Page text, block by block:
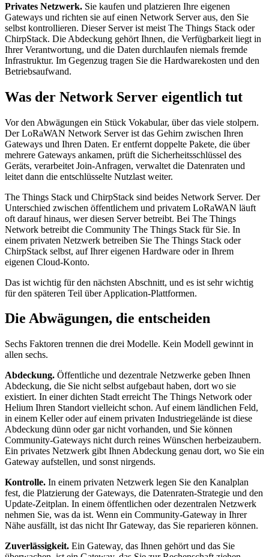
Privates Netzwerk. Sie kaufen und platzieren Ihre eigenen
Gateways und richten sie auf einen Network Server aus, den Sie
selbst kontrollieren. Dieser Server ist meist The Things Stack oder
ChirpStack. Die Abdeckung gehört Ihnen, die Verfügbarkeit liegt in
Ihrer Verantwortung, und die Daten durchlaufen niemals fremde
Infrastruktur. Im Gegenzug tragen Sie die Hardwarekosten und den
Betriebsaufwand.
Was der Network Server eigentlich tut
Vor den Abwägungen ein Stück Vokabular, über das viele stolpern.
Der LoRaWAN Network Server ist das Gehirn zwischen Ihren
Gateways und Ihren Daten. Er entfernt doppelte Pakete, die über
mehrere Gateways ankamen, prüft die Sicherheitsschlüssel des
Geräts, verarbeitet Join-Anfragen, verwaltet die Datenraten und
leitet dann die entschlüsselte Nutzlast weiter.
The Things Stack und ChirpStack sind beides Network Server. Der
Unterschied zwischen öffentlichem und privatem LoRaWAN läuft
oft darauf hinaus, wer diesen Server betreibt. Bei The Things
Network betreibt die Community The Things Stack für Sie. In
einem privaten Netzwerk betreiben Sie The Things Stack oder
ChirpStack selbst, auf Ihrer eigenen Hardware oder in Ihrem
eigenen Cloud-Konto.
Das ist wichtig für den nächsten Abschnitt, und es ist sehr wichtig
für den späteren Teil über Application-Plattformen.
Die Abwägungen, die entscheiden
Sechs Faktoren trennen die drei Modelle. Kein Modell gewinnt in
allen sechs.
Abdeckung. Öffentliche und dezentrale Netzwerke geben Ihnen
Abdeckung, die Sie nicht selbst aufgebaut haben, dort wo sie
existiert. In einer dichten Stadt erreicht The Things Network oder
Helium Ihren Standort vielleicht schon. Auf einem ländlichen Feld,
in einem Keller oder auf einem privaten Industriegelände ist diese
Abdeckung dünn oder gar nicht vorhanden, und Sie können
Community-Gateways nicht durch reines Wünschen herbeizaubern.
Ein privates Netzwerk gibt Ihnen Abdeckung genau dort, wo Sie ein
Gateway aufstellen, und sonst nirgends.
Kontrolle. In einem privaten Netzwerk legen Sie den Kanalplan
fest, die Platzierung der Gateways, die Datenraten-Strategie und den
Update-Zeitplan. In einem öffentlichen oder dezentralen Netzwerk
nehmen Sie, was da ist. Wenn ein Community-Gateway in Ihrer
Nähe ausfällt, ist das nicht Ihr Gateway, das Sie reparieren können.
Zuverlässigkeit. Ein Gateway, das Ihnen gehört und das Sie